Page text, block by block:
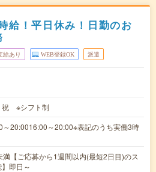
給！平日休み！日勤のお
給あり WEB登録OK 派遣
祝 ※シフト制
20:0016:00～20:00※表記のうち実働3時
満【ご応募から1週間以内(最短2日目)のス
即日～